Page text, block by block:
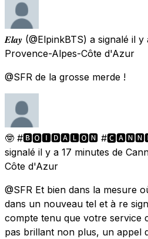
𝑬𝒍𝒂𝒚 (@ElpinkBTS) a signalé il y
Provence-Alpes-Côte d'Azur
@SFR de la grosse merde !
🤓 #🅱︎🅾︎🅸🅳🅰︎🅻🅾︎🅽
signalé il y a 17 minutes de
Côte d'Azur
@SFR Et bien dans la mesure
dans un nouveau tel et à re
compte tenu que votre service
pas brillant non plus, un appel